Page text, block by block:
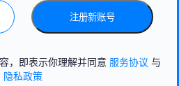
注册新账号
，即表示你理解并同意 服务协议 与
隐私政策